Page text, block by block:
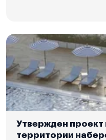
Утвержден проект
территории